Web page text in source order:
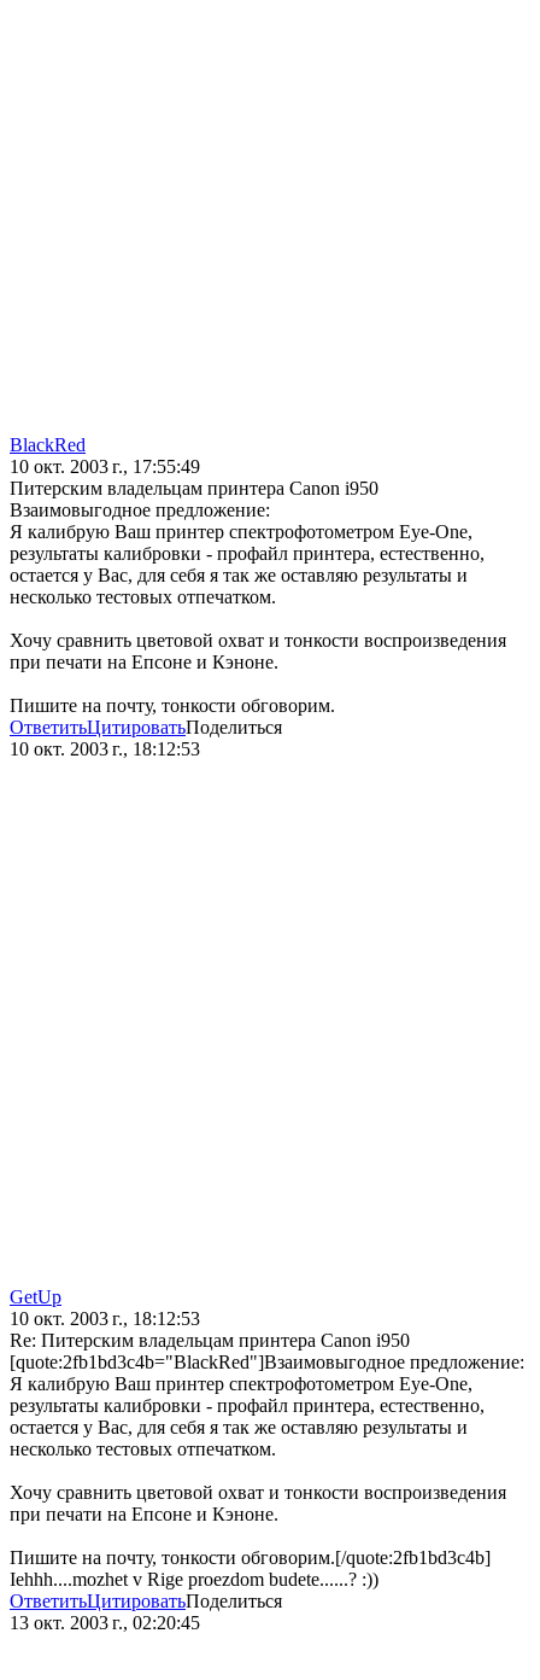
BlackRed
10 окт. 2003 г., 17:55:49
Питерским владельцам принтера Canon i950
Взаимовыгодное предложение:
Я калибрую Ваш принтер спектрофотометром Eye-One,
результаты калибровки - профайл принтера, естественно,
остается у Вас, для себя я так же оставляю результаты и
несколько тестовых отпечатком.
Хочу сравнить цветовой охват и тонкости воспроизведения
при печати на Епсоне и Кэноне.
Пишите на почту, тонкости обговорим.
ОтветитьЦитироватьПоделиться
10 окт. 2003 г., 18:12:53
GetUp
10 окт. 2003 г., 18:12:53
Re: Питерским владельцам принтера Canon i950
[quote:2fb1bd3c4b="BlackRed"]Взаимовыгодное предложение:
Я калибрую Ваш принтер спектрофотометром Eye-One,
результаты калибровки - профайл принтера, естественно,
остается у Вас, для себя я так же оставляю результаты и
несколько тестовых отпечатком.
Хочу сравнить цветовой охват и тонкости воспроизведения
при печати на Епсоне и Кэноне.
Пишите на почту, тонкости обговорим.[/quote:2fb1bd3c4b]
Iehhh....mozhet v Rige proezdom budete......? :))
ОтветитьЦитироватьПоделиться
13 окт. 2003 г., 02:20:45